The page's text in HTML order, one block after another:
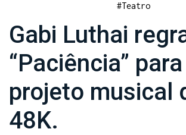
#Teatro
Gabi Luthai
“Paciência”
projeto musical
48K.